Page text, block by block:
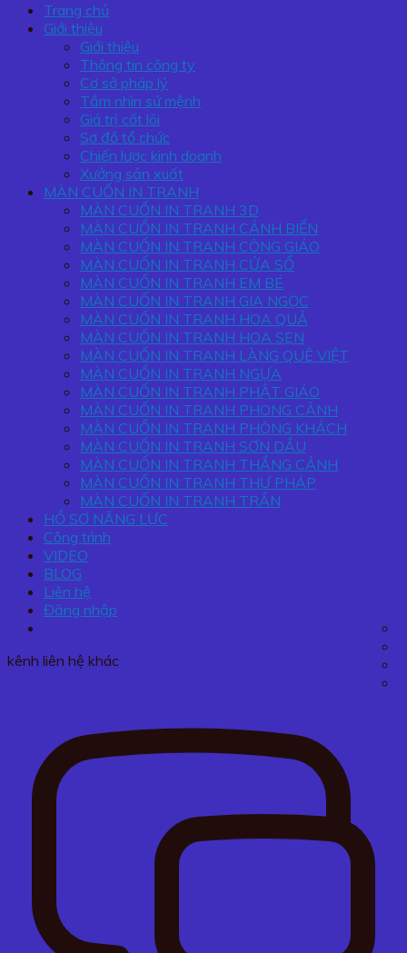
Trang chủ
Giới thiệu
Giới thiệu
Thông tin công ty
Cơ sở pháp lý
Tầm nhìn sứ mệnh
Giá trị cốt lõi
Sơ đồ tổ chức
Chiến lược kinh doanh
Xưởng sản xuất
MÀN CUỐN IN TRANH
MÀN CUỐN IN TRANH 3D
MÀN CUỐN IN TRANH CẢNH BIỂN
MÀN CUỐN IN TRANH CÔNG GIÁO
MÀN CUỐN IN TRANH CỬA SỔ
MÀN CUỐN IN TRANH EM BÉ
MÀN CUỐN IN TRANH GIA NGỌC
MÀN CUỐN IN TRANH HOA QUẢ
MÀN CUỐN IN TRANH HOA SEN
MÀN CUỐN IN TRANH LÀNG QUÊ VIỆT
MÀN CUỐN IN TRANH NGỰA
MÀN CUỐN IN TRANH PHẬT GIÁO
MÀN CUỐN IN TRANH PHONG CẢNH
MÀN CUỐN IN TRANH PHÒNG KHÁCH
MÀN CUỐN IN TRANH SƠN DẦU
MÀN CUỐN IN TRANH THẮNG CẢNH
MÀN CUỐN IN TRANH THƯ PHÁP
MÀN CUỐN IN TRANH TRẦN
HỒ SƠ NĂNG LỰC
Công trình
VIDEO
BLOG
Liên hệ
Đăng nhập
kênh liên hệ khác